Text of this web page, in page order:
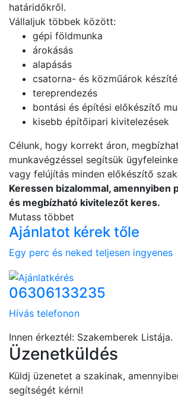
határidőkről.
Vállaljuk többek között:
gépi földmunka
árokásás
alapásás
csatorna- és közműárok
tereprendezés
bontási és építési előkészítő
kisebb építőipari kivitelezések
Célunk, hogy korrekt áron,
munkavégzéssel segítsük
vagy felújítás minden előkészítő
Keressen bizalommal, amennyiben
és megbízható kivitelezőt keres.
Mutass többet
Ajánlatot kérek tőle
Egy perc és neked teljesen ingyenes
06306133235
Hívás telefonon
Innen érkeztél: Szakemberek Listája.
Üzenetküldés
Küldj üzenetet a szakinak,
segítségét kérni!